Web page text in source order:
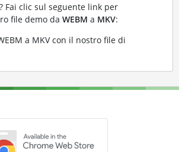
Fai clic sul seguente link per
file demo da WEBM a MKV:
a MKV con il nostro file di